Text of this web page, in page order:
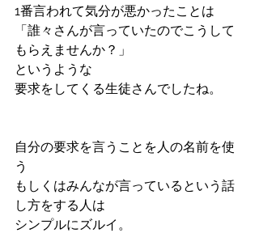
1番言われて気分が悪かったことは
「誰々さんが言っていたのでこうして
もらえませんか？」
というような
要求をしてくる生徒さんでしたね。
自分の要求を言うことを人の名前を使
う
もしくはみんなが言っているという話
し方をする人は
シンプルにズルイ。